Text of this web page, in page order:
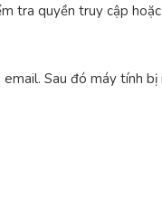
tra quyền truy cập
Sau đó máy tính bị